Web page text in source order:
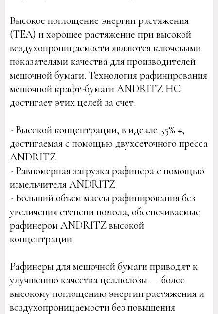
Высокое поглощение энергии растяжения
(TEA) и хорошее растяжение при высокой
воздухопроницаемости являются ключевыми
показателями качества для производителей
мешочной бумаги. Технология рафинирования
мешочной крафт-бумаги ANDRITZ HC
достигает этих целей за счет:
- Высокой концентрации, в идеале 35% +,
достигаемая с помощью двухсеточного пресса
ANDRITZ
- Равномерная загрузка рафинера с помощью
измельчителя ANDRITZ
- Больший объем массы рафинирования без
увеличения степени помола, обеспечиваемые
рафинером ANDRITZ высокой
концентрации
Рафинеры для мешочной бумаги приводят к
улучшению качества целлюлозы — более
высокому поглощению энергии растяжения и
воздухопроницаемости без повышения